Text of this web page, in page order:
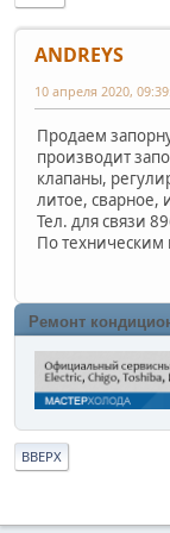
ANDREYS
10 апреля 2020,
Продаем
производит
клапаны,
литое,
Тел. для связи
По техническим
Ремонт
ВВЕРХ